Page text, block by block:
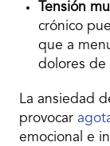
Tensión
crónico
que a
dolores de
La ansiedad
provocar
emocional e